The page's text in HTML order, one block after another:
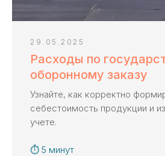
29.05.2025
Расходы по
оборонному заказу
Узнайте, как корректно
себестоимость продукции и
учете.
⏱ 5 минут